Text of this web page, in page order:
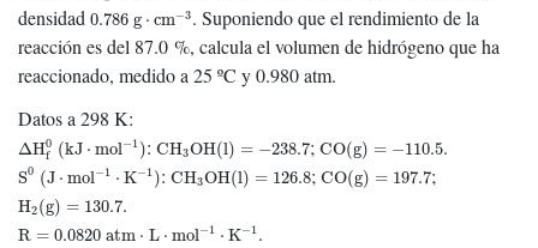
densidad 0.786 g ⋅ cm−3
0.786 −3 . Suponiendo que el rendimiento de la
reacción es del 87.0 %, calcula el volumen de hidrógeno que ha
reaccionado, medido a 25 ºC y 0.980 atm.
Datos a 298 K:
ΔH0
f
(kJ ⋅ mol−1)
Δ Hf0 ( kJ −1 ) : CH3OH(l) = −238.7
CH3 OH(l)= 238.7 ; CO(g) = −110.5
CO(g)= 110.5 .
S0 (J ⋅ mol−1 ⋅ K−1)
S0 (J mol −1⋅ K−1) :CH3OH(l) = 126.8
CH3 OH(l) 126.8 ; CO(g) = 197.7
CO(g)= 197.7 ;
H2(g) = 130.7
H (g) 130.7 .
R = 0.0820 atm ⋅ L ⋅ mol−1 ⋅ K−1
R 0.0820 atm mol K−
.